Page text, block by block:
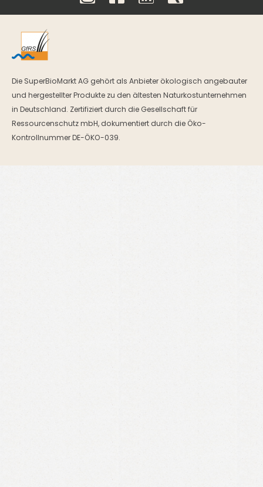
Die SuperBioMarkt AG gehört als Anbieter ökologisch angebauter
und hergestellter Produkte zu den ältesten Naturkostunternehmen
in Deutschland. Zertifiziert durch die Gesellschaft für
Ressourcenschutz mbH, dokumentiert durch die Öko-
Kontrollnummer DE-ÖKO-039.